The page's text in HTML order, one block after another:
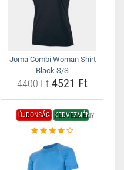
Joma Combi Woman Shirt
Black S/S
4400 Ft 4521 Ft
ÚJDONSÁG KEDVEZMÉNY